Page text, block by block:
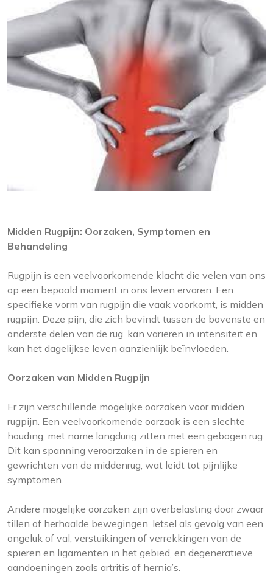
Midden Rugpijn: Oorzaken, Symptomen en
Behandeling
Rugpijn is een veelvoorkomende klacht die velen van ons
op een bepaald moment in ons leven ervaren. Een
specifieke vorm van rugpijn die vaak voorkomt, is midden
rugpijn. Deze pijn, die zich bevindt tussen de bovenste en
onderste delen van de rug, kan variëren in intensiteit en
kan het dagelijkse leven aanzienlijk beïnvloeden.
Oorzaken van Midden Rugpijn
Er zijn verschillende mogelijke oorzaken voor midden
rugpijn. Een veelvoorkomende oorzaak is een slechte
houding, met name langdurig zitten met een gebogen rug.
Dit kan spanning veroorzaken in de spieren en
gewrichten van de middenrug, wat leidt tot pijnlijke
symptomen.
Andere mogelijke oorzaken zijn overbelasting door zwaar
tillen of herhaalde bewegingen, letsel als gevolg van een
ongeluk of val, verstuikingen of verrekkingen van de
spieren en ligamenten in het gebied, en degeneratieve
aandoeningen zoals artritis of hernia’s.